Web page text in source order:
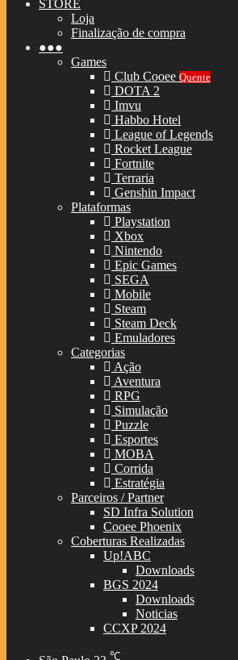
STORE
Loja
Finalização de compra
●●●
Games
Club Cooee Quente
DOTA 2
Imvu
Habbo Hotel
League of Legends
Rocket League
Fortnite
Terraria
Genshin Impact
Plataformas
Playstation
Xbox
Nintendo
Epic Games
SEGA
Mobile
Steam
Steam Deck
Emuladores
Categorias
Ação
Aventura
RPG
Simulação
Puzzle
Esportes
MOBA
Corrida
Estratégia
Parceiros / Partner
SD Infra Solution
Cooee Phoenix
Coberturas Realizadas
Up!ABC
Downloads
BGS 2024
Downloads
Noticias
CCXP 2024
℃